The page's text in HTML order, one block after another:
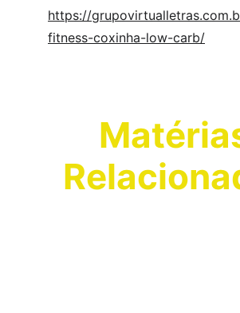
https://
fitness-coxinha-low-carb/